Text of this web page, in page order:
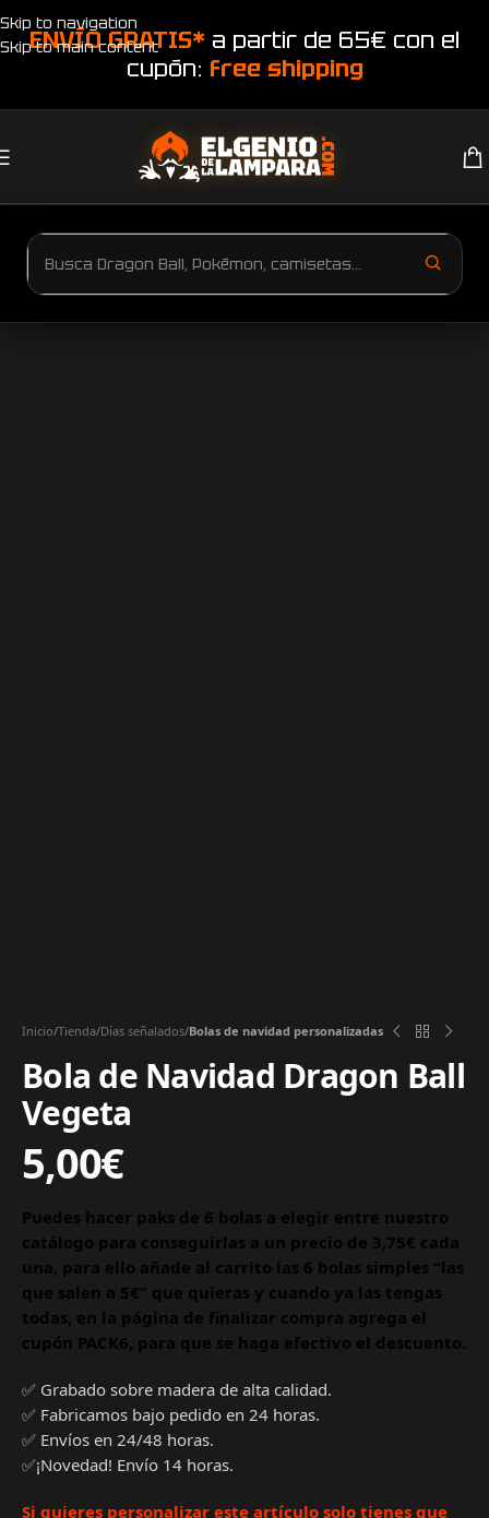
Skip to navigation
Skip to main content
ENVÍO GRATIS* a partir de 65€ con el
cupón: free shipping
Inicio Tienda Días señalados Bolas de navidad personalizadas
Bola de Navidad Dragon Ball
Vegeta
5,00€
Puedes hacer paks de 6 bolas a elegir entre nuestro
catálogo para conseguirlas a un precio de 3,75€ cada
una, para ello añade al carrito las 6 bolas simples “las
que salen a 5€” que quieras y cuando ya las tengas
todas, en la página de finalizar compra agrega el
cupón PACK6, para que se haga efectivo el descuento.
✅ Grabado sobre madera de alta calidad.
✅ Fabricamos bajo pedido en 24 horas.
✅ Envíos en 24/48 horas.
✅¡Novedad! Envío 14 horas.
Si quieres personalizar este artículo solo tienes que